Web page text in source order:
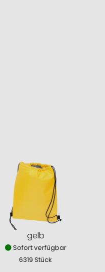
gelb
Sofort verfügbar
6319 Stück